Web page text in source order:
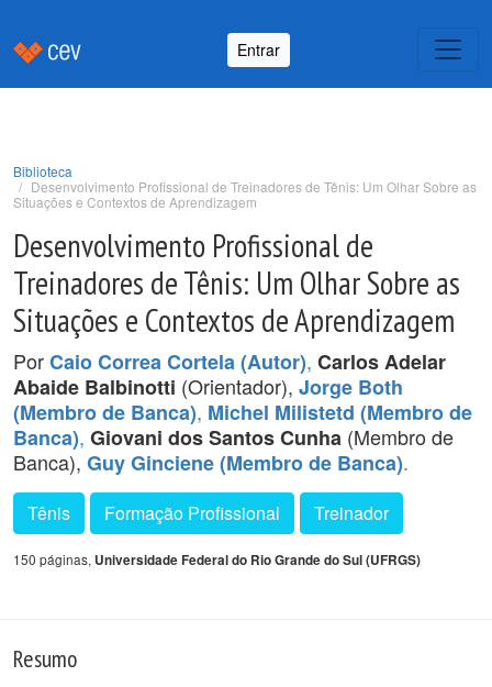
Entrar
Biblioteca
Desenvolvimento Profissional de Treinadores de Tênis: Um Olhar Sobre as
Situações e Contextos de Aprendizagem
Desenvolvimento Profissional de
Treinadores de Tênis: Um Olhar Sobre as
Situações e Contextos de Aprendizagem
PorCaio Correa Cortela (Autor), Carlos Adelar
Abaide Balbinotti (Orientador), Jorge Both
(Membro de Banca), Michel Milistetd (Membro de
Banca), Giovani dos Santos Cunha (Membro de
Banca), Guy Ginciene (Membro de Banca).
Tênis Formação Profissional Treinador
150 páginas, Universidade Federal do Rio Grande do Sul (UFRGS)
Resumo